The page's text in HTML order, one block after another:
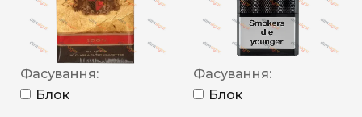
Фасування:
Блок
Фасування:
Блок